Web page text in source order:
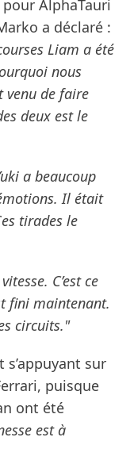
AlphaTauri
a déclaré :
Liam a été
nous
venu de faire
deux est le
a beaucoup
Il était
tirades le
C’est ce
fini maintenant.
circuits."
s’appuyant sur
puisque
ont été
est à